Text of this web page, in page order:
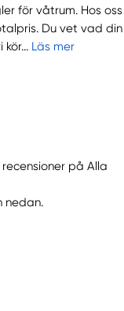
för våtrum. Hos oss
Du vet vad din
Läs mer
på Alla
nedan.